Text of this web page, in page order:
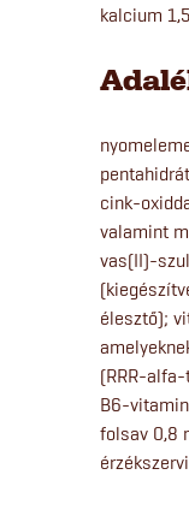
kalcium
cink-
valamint
vas(II)-
élesztő);
(RRR-
B6-
folsav 0,8